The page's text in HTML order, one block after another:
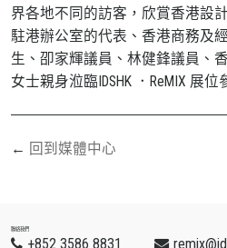
界各地不同的訪客，欣賞香港設
駐港辦公室的代表、香港商務及
生、卲家輝議員、林健鋒議員、
女士親身涖臨IDSHK ．ReMIX 展
回到媒體中心
聯絡我們
+852 3586 8831